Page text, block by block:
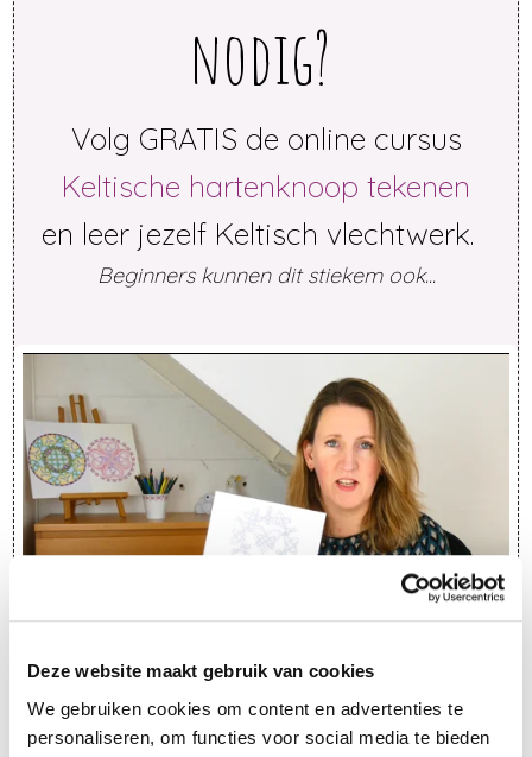
Deze website maakt gebruik van cookies
We gebruiken cookies om content en advertenties te
personaliseren, om functies voor social media te bieden
nodig?
Volg GRATIS de online cursus
Keltische hartenknoop tekenen
en leer jezelf Keltisch vlechtwerk.
Beginners kunnen dit stiekem ook...
Eerst meer informatie?Klik hier
Vraag deze gratis cursus aan en begin